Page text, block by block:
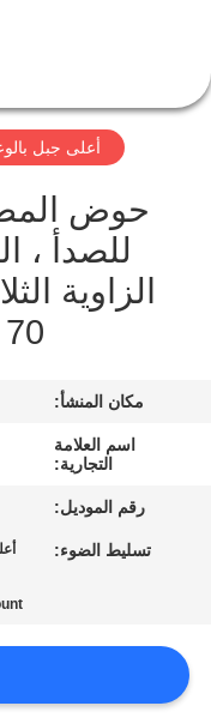
الجودة
اطلب
خريطة
الموقع
PRIVACY
POLICY
أعلى جبل
حوض
للصدأ ،
الزاوية
70 × 20 بوصة
مكان المنشأ:
اسم العلامة
التجارية:
رقم الموديل:
تسليط الضوء: